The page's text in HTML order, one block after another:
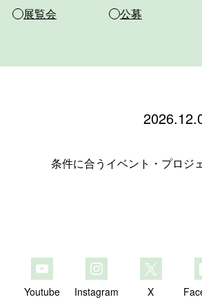
展覧会
公募
条件に合うイベント・プロジ
Youtube Instagram X